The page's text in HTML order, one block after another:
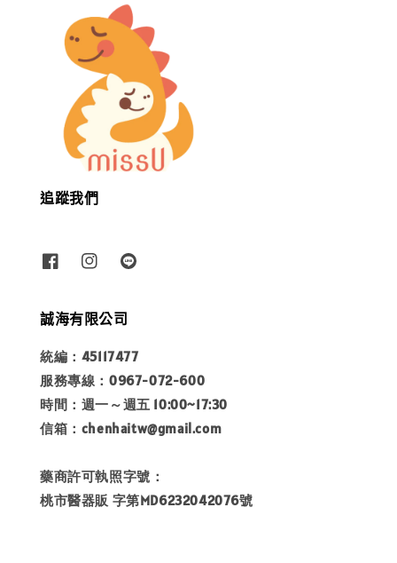
追蹤我們
誠海有限公司
統編：45117477
服務專線：0967-072-600
時間：週一～週五 10:00~17:30
信箱：chenhaitw@gmail.com
藥商許可執照字號：
桃市醫器販 字第MD6232042076號